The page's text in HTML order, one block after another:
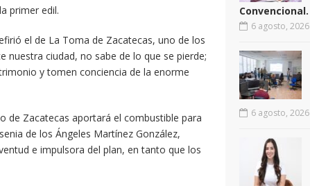
primer edil.
el de La Toma de Zacatecas, uno de los
nuestra ciudad, no sabe de lo que se pierde;
y tomen conciencia de la enorme
de Zacatecas aportará el combustible para
de los Ángeles Martínez González,
e impulsora del plan, en tanto que los
Convencional.
6 agosto, 2026
6 agosto, 2026